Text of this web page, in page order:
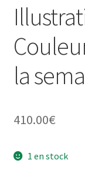
la
410.00€
1 en stock